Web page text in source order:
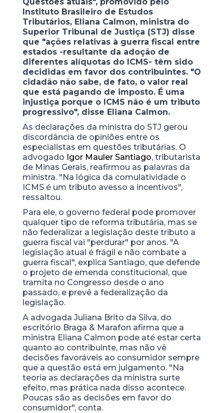
Instituto Brasileiro de Estudos
Tributários, Eliana Calmon, ministra do
Superior Tribunal de Justiça (STJ) disse
que "ações relativas à guerra fiscal entre
estados -resultante da adoção de
diferentes alíquotas do ICMS- têm sido
decididas em favor dos contribuintes. "O
cidadão não sabe, de fato, o valor real
que está pagando de imposto. É uma
injustiça porque o ICMS não é um tributo
progressivo", disse Eliana Calmon.
As declarações da ministra do STJ gerou
discordância de opiniões entre os
especialistas em questões tributárias. O
advogado Igor Mauler Santiago, tributarista
de Minas Gerais, reafirmou as palavras da
ministra. "Na lógica da comulatividade o
ICMS é um tributo avesso a incentivos",
ressaltou.
Para ele, o governo federal pode promover
qualquer tipo de reforma tributária, mas se
não federalizar a legislação deste tributo a
guerra fiscal vai "perdurar" por anos. "A
legislação atual é frágil e não combate a
guerra fiscal", explica Santiago, que defende
o projeto de emenda constitucional, que
tramita no Congresso desde o ano
passado, e prevê a federalização da
legislação.
A advogada Juliana Brito da Silva, do
escritório Braga & Marafon afirma que a
ministra Eliana Calmon pode até estar certa
quanto ao contribuinte, mas não vê
decisões favoráveis ao consumidor sempre
que a questão está em julgamento. "Na
teoria as declarações da ministra surte
efeito, mas prática nada disso acontece.
Poucas são as decisões em favor do
consumidor", conta.